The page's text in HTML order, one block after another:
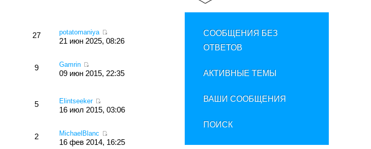
27 potatomaniya
21 июн 2025, 08:26
9 Gamrin
09 июн 2015, 22:35
5 Elintseeker
16 июл 2015, 03:06
2 MichaelBlanc
16 фев 2014, 16:25
СООБЩЕНИЯ БЕЗ
ОТВЕТОВ
АКТИВНЫЕ ТЕМЫ
ВАШИ СООБЩЕНИЯ
ПОИСК